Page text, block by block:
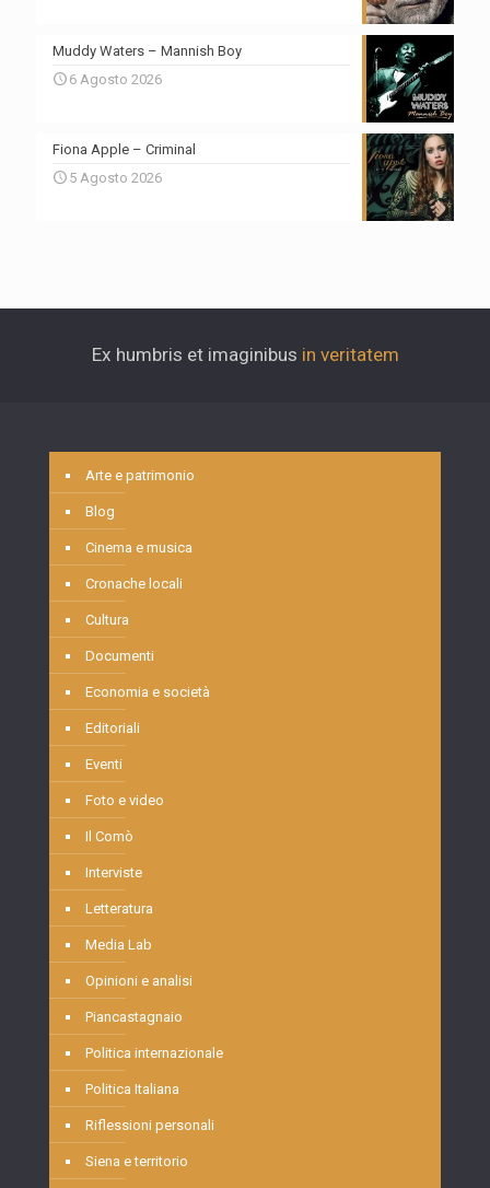
Muddy Waters – Mannish Boy
6 Agosto 2026
Fiona Apple – Criminal
5 Agosto 2026
Ex humbris et imaginibus in veritatem
Arte e patrimonio
Blog
Cinema e musica
Cronache locali
Cultura
Documenti
Economia e società
Editoriali
Eventi
Foto e video
Il Comò
Interviste
Letteratura
Media Lab
Opinioni e analisi
Piancastagnaio
Politica internazionale
Politica Italiana
Riflessioni personali
Siena e territorio